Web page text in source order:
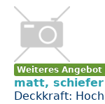
Weiteres Angebot
matt, schiefer
Deckkraft: